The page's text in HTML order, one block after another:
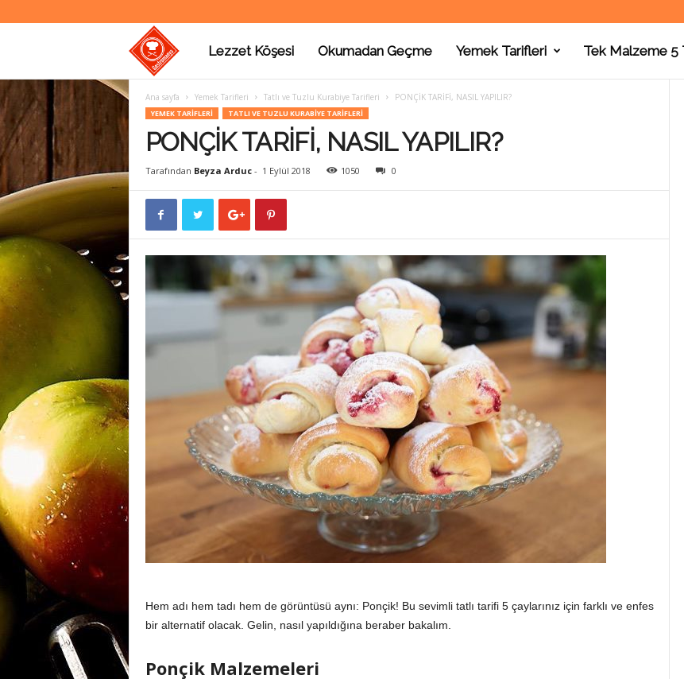
a
t
a
a
Lezzet Köşesi Okumadan Geçme Yemek Tarifleri Tek Malzeme 5
Ana sayfa Yemek Tarifleri Tatlı ve Tuzlu Kurabiye Tarifleri PONÇİK TARİFİ, NASIL YAPILIR?
YEMEK TARIFLERI TATLI VE TUZLU KURABIYE TARIFLERI
PONÇİK TARİFİ, NASIL YAPILIR?
Tarafından Beyza Arduc- 1 Eylül 2018 1050 0
Hem adı hem tadı hem de görüntüsü aynı: Ponçik! Bu sevimli tatlı tarifi 5 çaylarınız için farklı ve enfes
bir alternatif olacak. Gelin, nasıl yapıldığına beraber bakalım.
Ponçik Malzemeleri